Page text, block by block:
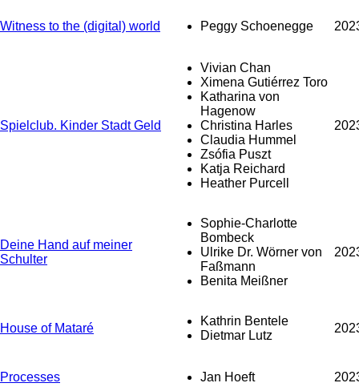
Witness to the (digital) world Peggy Schoenegge
Spielclub. Kinder Stadt Geld
Vivian Chan
Ximena Gutiérrez Toro
Katharina von
Hagenow
Christina Harles
Claudia Hummel
Zsófia Puszt
Katja Reichard
Heather Purcell
Deine Hand auf meiner
Schulter
Sophie-Charlotte
Bombeck
Ulrike Dr. Wörner von
Faßmann
Benita Meißner
House of Mataré
Kathrin Bentele
Dietmar Lutz
Processes Jan Hoeft